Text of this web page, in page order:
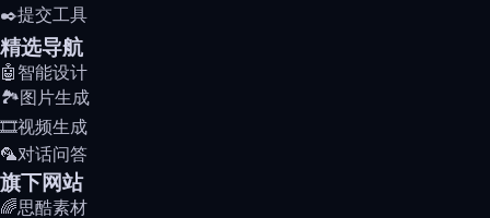
✒️提交工具
精选导航
🤖智能设计
🏞️图片生成
🎞️视频生成
🦜对话问答
旗下网站
🌈思酷素材